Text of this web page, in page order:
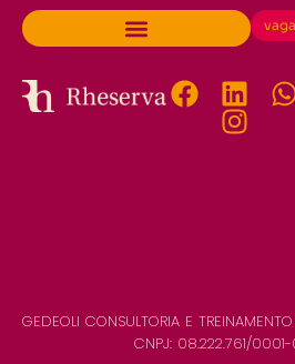
GEDEOLI CONSULTORIA E
CNPJ: 08.222.761/